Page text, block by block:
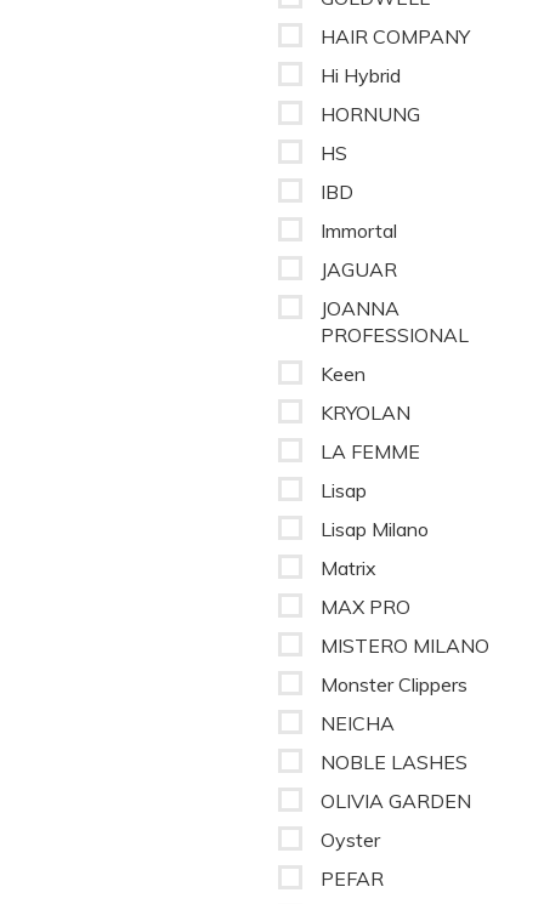
HAIR COMPANY
Hi Hybrid
HORNUNG
HS
IBD
Immortal
JAGUAR
JOANNA
PROFESSIONAL
Keen
KRYOLAN
LA FEMME
Lisap
Lisap Milano
Matrix
MAX PRO
MISTERO MILANO
Monster Clippers
NEICHA
NOBLE LASHES
OLIVIA GARDEN
Oyster
PEFAR